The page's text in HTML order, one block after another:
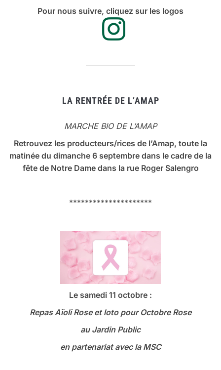
Pour nous suivre, cliquez sur les logos
LA RENTRÉE DE L’AMAP
MARCHE BIO DE L’AMAP
Retrouvez les producteurs/rices de l’Amap, toute la
matinée du dimanche 6 septembre dans le cadre de la
fête de Notre Dame dans la rue Roger Salengro
*********************
Le samedi 11 octobre :
Repas Aïoli Rose et loto pour Octobre Rose
au Jardin Public
en partenariat avec la MSC